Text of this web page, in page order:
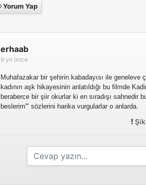
Yorum Yap
erhaab
9 yıl önce
Muhafazakar bir şehirin kabadayısı ile geneleve
kadının aşk hikayesinin anlatıldığı bu filmde
beraberce bir şiir okurlar ki en sıradışı sahnedir
beslerim'" sözlerini harika vurgularlar o anlarda.